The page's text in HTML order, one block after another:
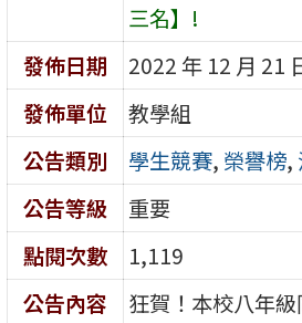
三名】!
發佈日期
2022 年 12 月 21
發佈單位
教學組
公告類別
學生競賽, 榮譽榜,
公告等級
重要
點閱次數
1,119
公告內容
狂賀！本校八年級